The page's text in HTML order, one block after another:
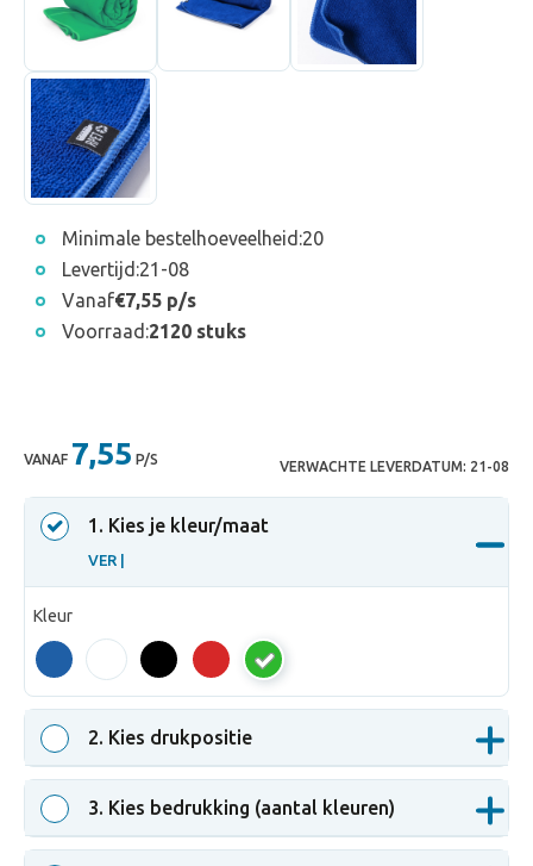
Minimale bestelhoeveelheid:20
Levertijd:21-08
Vanaf€7,55 p/s
Voorraad:2120 stuks
VANAF 7,55 P/S VERWACHTE LEVERDATUM: 21-08
1 . Kies je kleur/maat
VER |
Kleur
VER
2. Kies drukpositie
3. Kies bedrukking (aantal kleuren)